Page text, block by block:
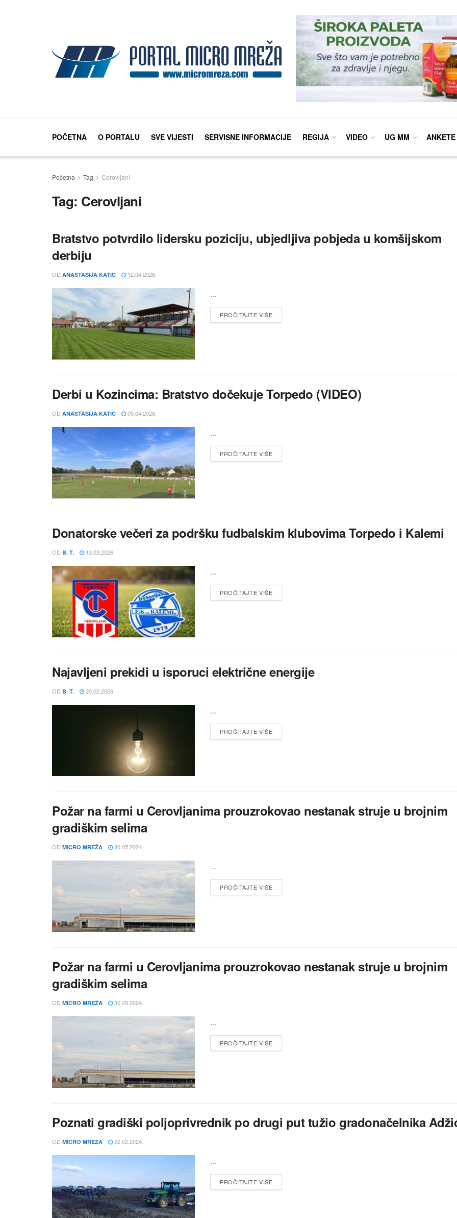
POČETNA O PORTALU SVE VIJESTI SERVISNE INFORMACIJE REGIJA VIDEO UG MM ANKETE
Početna Tag Cerovljani
Tag: Cerovljani
Bratstvo potvrdilo lidersku poziciju, ubjedljiva pobjeda u komšijskom
derbiju
OD ANASTASIJA KATIC 12.04.2026.
...
PROČITAJTE VIŠE
Derbi u Kozincima: Bratstvo dočekuje Torpedo (VIDEO)
OD ANASTASIJA KATIC 09.04.2026.
...
PROČITAJTE VIŠE
Donatorske večeri za podršku fudbalskim klubovima Torpedo i Kalemi
OD B. T. 13.03.2026.
...
PROČITAJTE VIŠE
Najavljeni prekidi u isporuci električne energije
OD B. T. 20.02.2026.
...
PROČITAJTE VIŠE
Požar na farmi u Cerovljanima prouzrokovao nestanak struje u brojnim
gradiškim selima
OD MICRO MREŽA 30.05.2024.
...
PROČITAJTE VIŠE
Požar na farmi u Cerovljanima prouzrokovao nestanak struje u brojnim
gradiškim selima
OD MICRO MREŽA 30.05.2024.
...
PROČITAJTE VIŠE
Poznati gradiški poljoprivrednik po drugi put tužio gradonačelnika
OD MICRO MREŽA 22.02.2024.
...
PROČITAJTE VIŠE